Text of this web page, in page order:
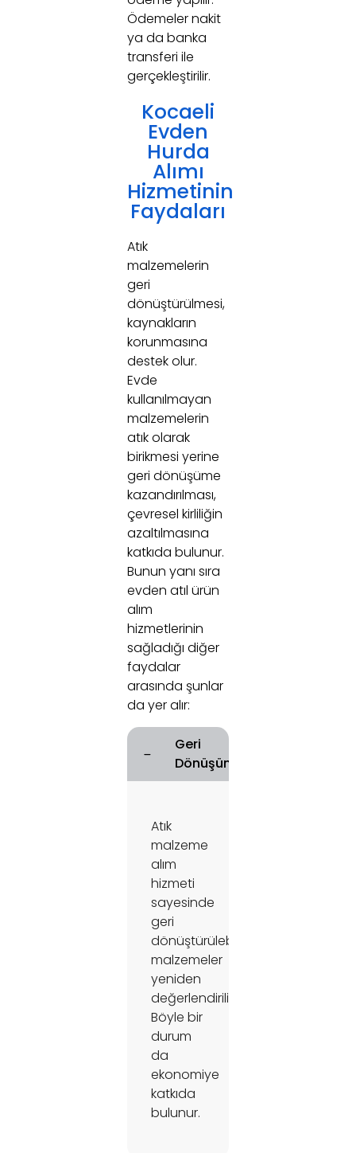
Ödemeler nakit
ya da banka
transferi ile
gerçekleştirilir.
Kocaeli
Evden
Hurda
Alımı
Hizmetinin
Faydaları
Atık
malzemelerin
geri
dönüştürülmesi,
kaynakların
korunmasına
destek olur.
Evde
kullanılmayan
malzemelerin
atık olarak
birikmesi yerine
geri dönüşüme
kazandırılması,
çevresel kirliliğin
azaltılmasına
katkıda bulunur.
Bunun yanı sıra
evden atıl ürün
alım
hizmetlerinin
sağladığı diğer
faydalar
arasında şunlar
da yer alır:
Geri
Dönüşüm
Atık
malzeme
alım
hizmeti
sayesinde
geri
dönüştürülebilir
malzemeler
yeniden
değerlendirilir.
Böyle bir
durum
da
ekonomiye
katkıda
bulunur.